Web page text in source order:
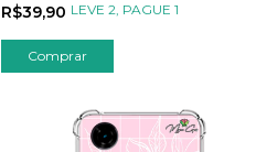
R$39,90 LEVE 2, PAGUE 1
Comprar